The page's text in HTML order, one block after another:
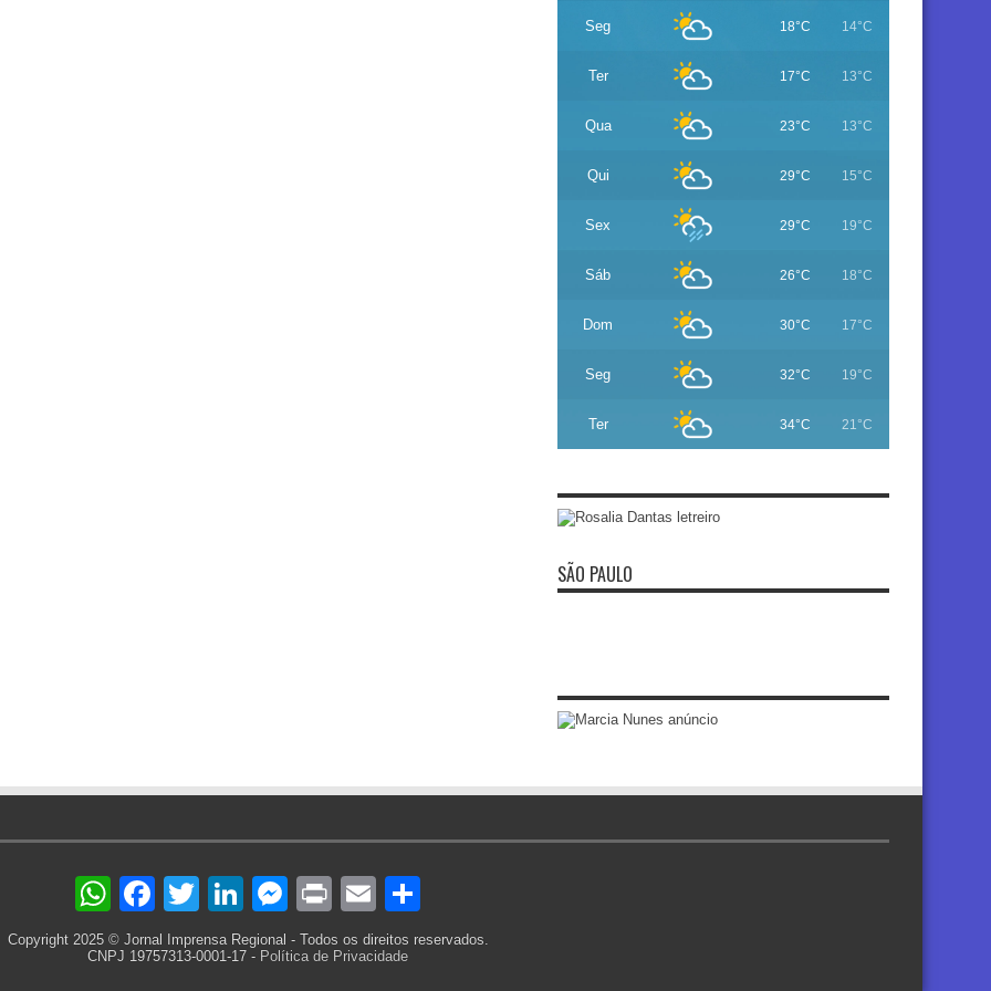
Seg 18°C 14°C
Ter 17°C 13°C
Qua 23°C 13°C
Qui 29°C 15°C
Sex 29°C 19°C
Sáb 26°C 18°C
Dom 30°C 17°C
Seg 32°C 19°C
Ter 34°C 21°C
SÃO PAULO
WhatsApp
Facebook
TwitterLinkedIn
Messenger
PrintEmail
Copyright 2025 © Jornal Imprensa Regional - Todos os direitos reservados.
CNPJ 19757313-0001-17 - Política de Privacidade